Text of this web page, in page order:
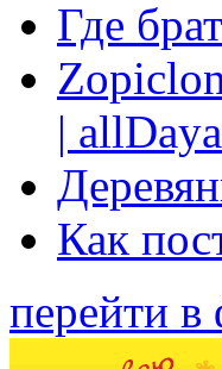
Где
|
Как
перейти